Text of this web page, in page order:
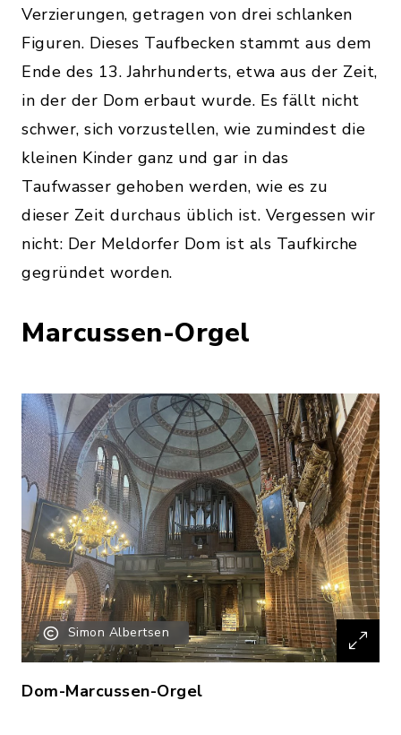
Verzierungen, getragen von drei schlanken
Figuren. Dieses Taufbecken stammt aus dem
Ende des 13. Jahrhunderts, etwa aus der Zeit,
in der der Dom erbaut wurde. Es fällt nicht
schwer, sich vorzustellen, wie zumindest die
kleinen Kinder ganz und gar in das
Taufwasser gehoben werden, wie es zu
dieser Zeit durchaus üblich ist. Vergessen wir
nicht: Der Meldorfer Dom ist als Taufkirche
gegründet worden.
Marcussen-Orgel
Simon Albertsen
Dom-Marcussen-Orgel